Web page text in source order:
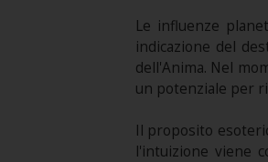
Le influenze
indicazione del
dell'Anima. Nel
un potenziale per
Il proposito
l'intuizione viene